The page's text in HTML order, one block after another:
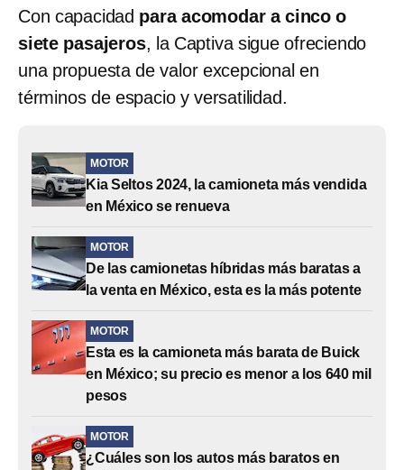
Con capacidad para acomodar a cinco o
siete pasajeros, la Captiva sigue ofreciendo
una propuesta de valor excepcional en
términos de espacio y versatilidad.
MOTOR
Kia Seltos 2024, la camioneta más vendida
en México se renueva
MOTOR
De las camionetas híbridas más baratas a
la venta en México, esta es la más potente
MOTOR
Esta es la camioneta más barata de Buick
en México; su precio es menor a los 640 mil
pesos
MOTOR
¿Cuáles son los autos más baratos en